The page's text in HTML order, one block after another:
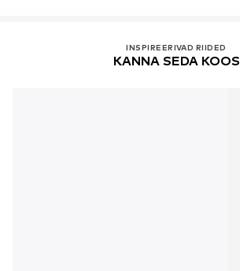
INSPIREERIVAD RIIDED
KANNA SEDA KOOS